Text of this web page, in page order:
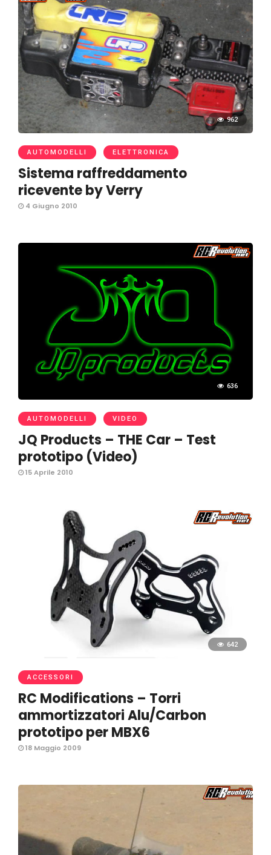
962
AUTOMODELLI ELETTRONICA
Sistema raffreddamento
ricevente by Verry
4 Giugno 2010
636
AUTOMODELLI VIDEO
JQ Products – THE Car – Test
prototipo (Video)
15 Aprile 2010
642
ACCESSORI
RC Modifications – Torri
ammortizzatori Alu/Carbon
prototipo per MBX6
18 Maggio 2009